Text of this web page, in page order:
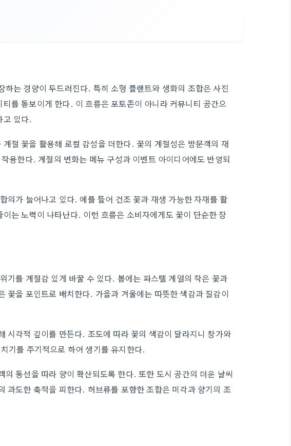
는 경향이 두드러진다. 특히 소형 플랜트와 생화의 조합은 사진
를 돋보이게 한다. 이 흐름은 포토존이 아니라 커뮤니티 공간으
고 있다.
절 꽃을 활용해 로컬 감성을 더한다. 꽃의 계절성은 방문객의 재
용한다. 계절의 변화는 메뉴 구성과 이벤트 아이디어에도 반영되
의가 늘어나고 있다. 예를 들어 건조 꽃과 재생 가능한 자재를 활
는 노력이 나타난다. 이런 흐름은 소비자에게도 꽃이 단순한 장
기를 계절감 있게 바꿀 수 있다. 봄에는 파스텔 계열의 작은 꽃과
꽃을 포인트로 배치한다. 가을과 겨울에는 따뜻한 색감과 질감이
시각적 깊이를 만든다. 조도에 따라 꽃의 색감이 달라지니 창가와
기를 주기적으로 하여 생기를 유지한다.
동선을 따라 향이 확산되도록 한다. 또한 도시 공간의 더운 날씨
과도한 축적을 피한다. 허브류를 포함한 조합은 미각과 향기의 조